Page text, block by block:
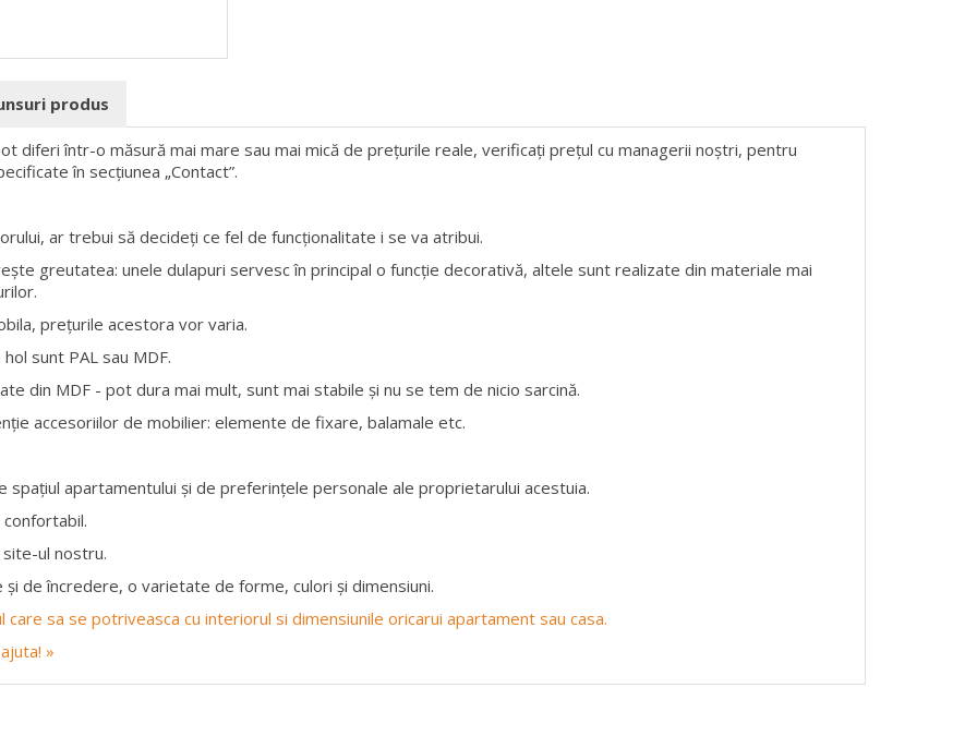
produs
diferi într-o măsură mai mare sau mai mică de prețurile reale, verificați prețul cu managerii noștri, pentru
în secțiunea „Contact”.
ar trebui să decideți ce fel de funcționalitate i se va atribui.
greutatea: unele dulapuri servesc în principal o funcție decorativă, altele sunt realizate din materiale mai
prețurile acestora vor varia.
sunt PAL sau MDF.
din MDF - pot dura mai mult, sunt mai stabile și nu se tem de nicio sarcină.
accesoriilor de mobilier: elemente de fixare, balamale etc.
spațiul apartamentului și de preferințele personale ale proprietarului acestuia.
ul nostru.
de încredere, o varietate de forme, culori și dimensiuni.
sa se potriveasca cu interiorul si dimensiunile oricarui apartament sau casa.
»